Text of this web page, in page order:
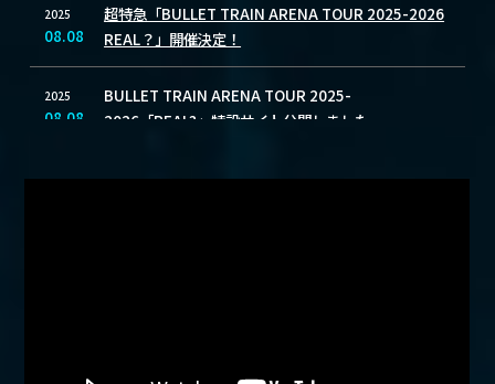
2025
08.08
超特急「BULLET TRAIN ARENA TOUR 2025-2026
REAL？」開催決定！
2025
08.08
BULLET TRAIN ARENA TOUR 2025-
2026「REAL?」特設サイト公開しました
View ALL